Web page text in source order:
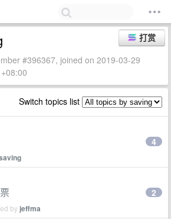
打赏
#396367, joined on 2019-03-29
Switch topics list
4
by jeffma
2